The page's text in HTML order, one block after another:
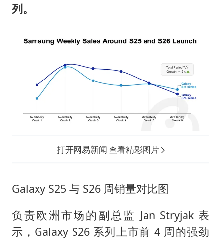
列。
打开网易新闻 查看精彩图片
Galaxy S25 与 S26 周销量对比图
负责欧洲市场的副总监 Jan Stryjak 表
示，Galaxy S26 系列上市前 4 周的强劲